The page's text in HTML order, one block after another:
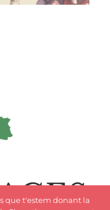
que t'estem donant la